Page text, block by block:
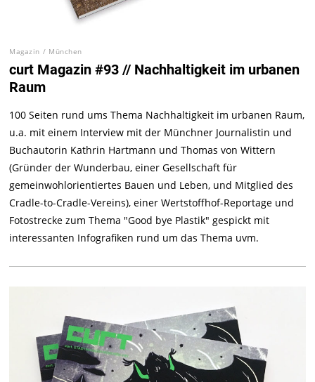
Magazin / München
curt Magazin #93 // Nachhaltigkeit im urbanen
Raum
100 Seiten rund ums Thema Nachhaltigkeit im urbanen Raum,
u.a. mit einem Interview mit der Münchner Journalistin und
Buchautorin Kathrin Hartmann und Thomas von Wittern
(Gründer der Wunderbau, einer Gesellschaft für
gemeinwohlorientiertes Bauen und Leben, und Mitglied des
Cradle-to-Cradle-Vereins), einer Wertstoffhof-Reportage und
Fotostrecke zum Thema "Good bye Plastik" gespickt mit
interessanten Infografiken rund um das Thema uvm.